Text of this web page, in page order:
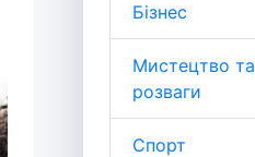
Бізнес
Мистецтво та
розваги
Спорт